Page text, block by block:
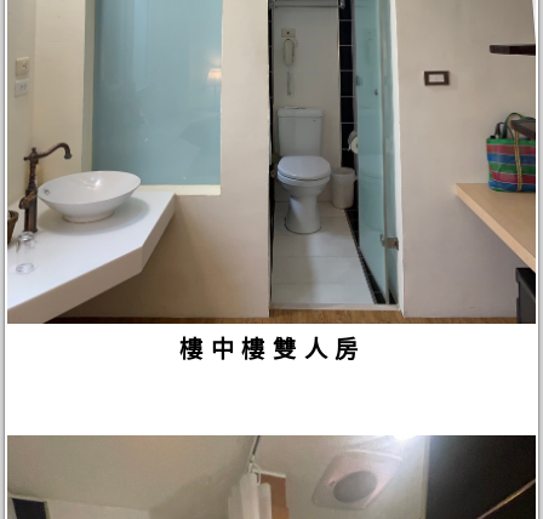
樓中樓雙人房